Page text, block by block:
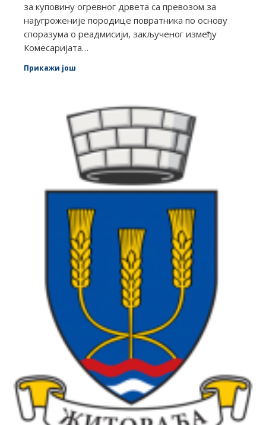
за куповину огревног дрвета са превозом за
најугроженије породице повратника по основу
споразума о реадмисији, закљученог између
Комесаријата…
Прикажи још